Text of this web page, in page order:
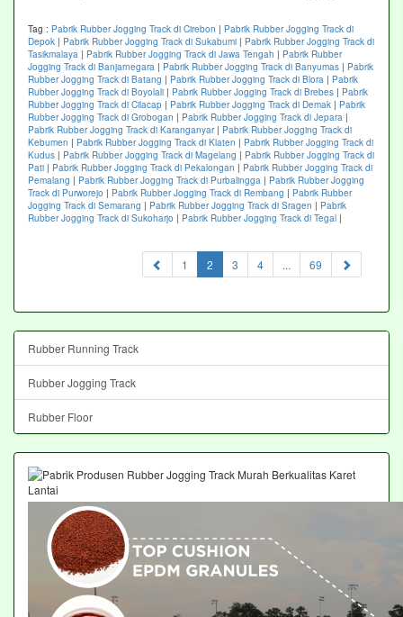
Tag : Pabrik Rubber Jogging Track di Cirebon | Pabrik Rubber Jogging Track di
Depok | Pabrik Rubber Jogging Track di Sukabumi | Pabrik Rubber Jogging Track di
Tasikmalaya | Pabrik Rubber Jogging Track di Jawa Tengah | Pabrik Rubber
Jogging Track di Banjarnegara | Pabrik Rubber Jogging Track di Banyumas | Pabrik
Rubber Jogging Track di Batang | Pabrik Rubber Jogging Track di Blora | Pabrik
Rubber Jogging Track di Boyolali | Pabrik Rubber Jogging Track di Brebes | Pabrik
Rubber Jogging Track di Cilacap | Pabrik Rubber Jogging Track di Demak | Pabrik
Rubber Jogging Track di Grobogan | Pabrik Rubber Jogging Track di Jepara |
Pabrik Rubber Jogging Track di Karanganyar| Pabrik Rubber Jogging Track di
Kebumen | Pabrik Rubber Jogging Track di Klaten | Pabrik Rubber Jogging Track di
Kudus | Pabrik Rubber Jogging Track di Magelang | Pabrik Rubber Jogging Track di
Pati | Pabrik Rubber Jogging Track di Pekalongan | Pabrik Rubber Jogging Track di
Pemalang | Pabrik Rubber Jogging Track di Purbalingga | Pabrik Rubber Jogging
Track di Purworejo | Pabrik Rubber Jogging Track di Rembang | Pabrik Rubber
Jogging Track di Semarang | Pabrik Rubber Jogging Track di Sragen | Pabrik
Rubber Jogging Track di Sukoharjo | Pabrik Rubber Jogging Track di Tegal |
1 2 (current)
3 4 ... 69
Rubber Running Track
Rubber Jogging Track
Rubber Floor